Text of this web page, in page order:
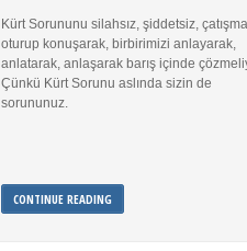
Kürt Sorununu silahsız, şiddetsiz,
oturup konuşarak, birbirimizi anlayarak,
anlatarak, anlaşarak barış içinde
Çünkü Kürt Sorunu aslında sizin de
sorununuz.
CONTINUE READING